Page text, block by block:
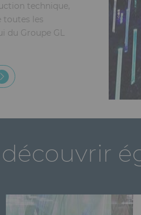
technique,
toutes les
du Groupe GL